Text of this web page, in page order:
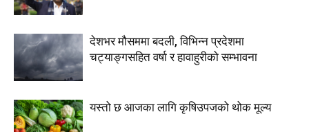
देशभर मौसममा बदली, विभिन्न प्रदेशमा
चट्याङ्गसहित वर्षा र हावाहुरीको सम्भावना
यस्तो छ आजका लागि कृषिउपजको थोक मूल्य